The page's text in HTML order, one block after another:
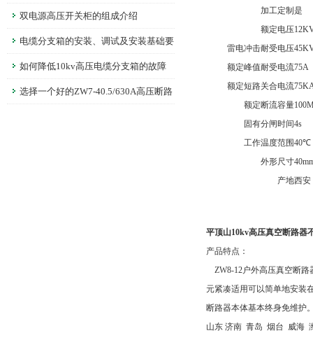
分析双电源高压开关柜的组成介绍
电缆分支箱的安装、调试及安装基础要
求 如何降低10kv高压电缆分支箱的故障
发生？维护保养至关重要
选择一个好的ZW7-40.5/630A高压断路
加工定制 是
额定电压
雷电冲击耐受电压
额定峰值耐受电流75A
额定短路关合电流
额定断流容量
固有分闸时间4s
工作温度范围40℃
外形尺寸
产地西安
平顶山10kv高压真空断路器
产品特点：
ZW8-12户外高压真空断路
元紧凑适用可以简单地安装
断路器本体基本终身免维护
山东 济南 青岛 烟台 威海